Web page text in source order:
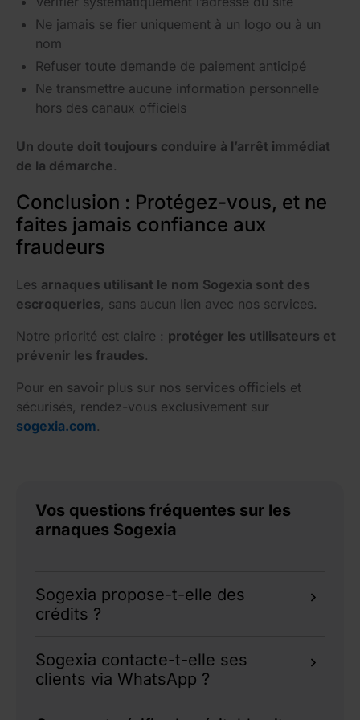
Ne jamais se fier uniquement à un logo ou à un
nom
Refuser toute demande de paiement anticipé
Ne transmettre aucune information personnelle
hors des canaux officiels
Un doute doit toujours conduire à l’arrêt immédiat
de la démarche.
Conclusion : Protégez-vous, et ne
faites jamais confiance aux
fraudeurs
Les arnaques utilisant le nom Sogexia sont des
escroqueries, sans aucun lien avec nos services.
Notre priorité est claire : protéger les utilisateurs et
prévenir les fraudes.
Pour en savoir plus sur nos services officiels et
sécurisés, rendez-vous exclusivement sur
sogexia.com.
Vos questions fréquentes sur les
arnaques Sogexia
Sogexia propose-t-elle des
crédits ?
comptes que nous proposons sont uniquement
des comptes de paiement.
Sogexia contacte-t-elle ses
clients via WhatsApp ?